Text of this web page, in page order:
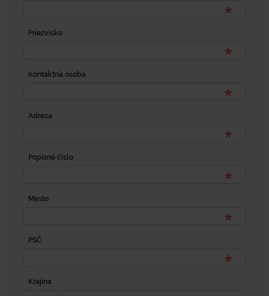
Priezvisko
Kontaktná osoba
Adresa
Popisné číslo
Mesto
PSČ
Krajina